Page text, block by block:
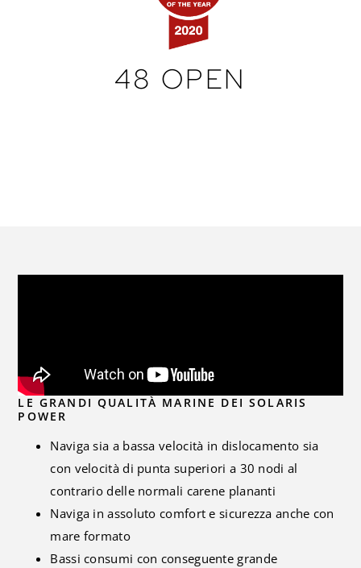
48 OPEN
LE GRANDI QUALITÀ MARINE DEI SOLARIS
POWER
Naviga sia a bassa velocità in dislocamento sia
con velocità di punta superiori a 30 nodi al
contrario delle normali carene plananti
Naviga in assoluto comfort e sicurezza anche con
mare formato
Bassi consumi con conseguente grande